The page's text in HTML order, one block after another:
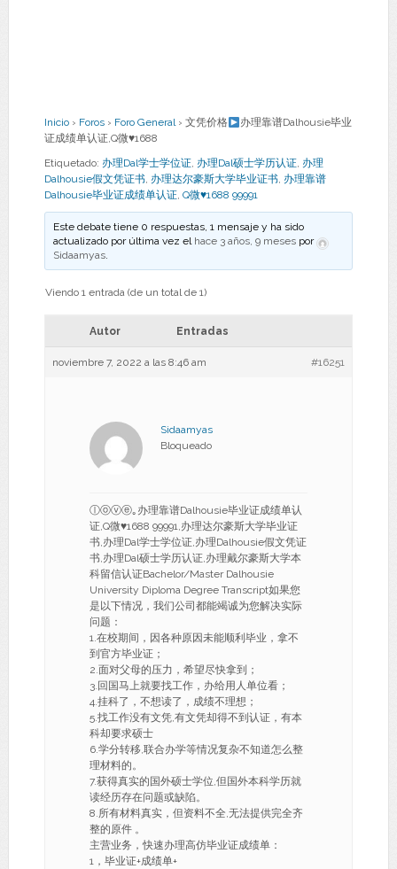
Inicio › Foros › Foro General › 文凭价格
办理靠谱Dalhousie毕业
证成绩单认证,Q微♥1688
Etiquetado: 办理Dal学士学位证, 办理Dal硕士学历认证, 办理
Dalhousie假文凭证书, 办理达尔豪斯大学毕业证书, 办理靠谱
Dalhousie毕业证成绩单认证, Q微♥1688 99991
Este debate tiene 0 respuestas, 1 mensaje y ha sido
actualizado por última vez el hace 3 años, 9 meses por
Sidaamyas.
Viendo 1 entrada (de un total de 1)
Autor Entradas
noviembre 7, 2022 a las 8:46 am #16251
Sidaamyas
Bloqueado
ⓛⓞⓥⓔ｡办理靠谱Dalhousie毕业证成绩单认
证,Q微♥1688 99991,办理达尔豪斯大学毕业证
书,办理Dal学士学位证,办理Dalhousie假文凭证
书,办理Dal硕士学历认证,办理戴尔豪斯大学本
科留信认证Bachelor/Master Dalhousie
University Diploma Degree Transcript如果您
是以下情况，我们公司都能竭诚为您解决实际
问题：
1.在校期间，因各种原因未能顺利毕业，拿不
到官方毕业证；
2.面对父母的压力，希望尽快拿到；
3.回国马上就要找工作，办给用人单位看；
4.挂科了，不想读了，成绩不理想；
5.找工作没有文凭,有文凭却得不到认证，有本
科却要求硕士
6.学分转移,联合办学等情况复杂不知道怎么整
理材料的。
7.获得真实的国外硕士学位,但国外本科学历就
读经历存在问题或缺陷。
8.所有材料真实，但资料不全,无法提供完全齐
整的原件 。
主营业务，快速办理高仿毕业证成绩单：
1，毕业证+成绩单+